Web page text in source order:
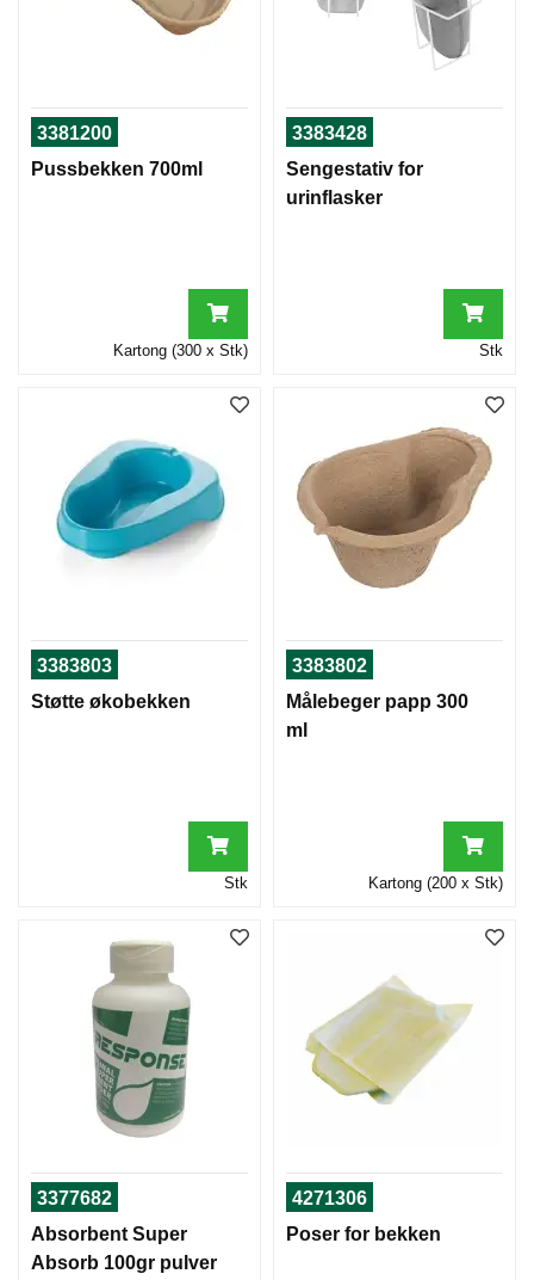
3381200
Pussbekken 700ml
Kartong (300 x Stk)
3383428
Sengestativ for
urinflasker
Stk
3383803
Støtte økobekken
Stk
3383802
Målebeger papp 300
ml
Kartong (200 x Stk)
3377682
Absorbent Super
Absorb 100gr pulver
4271306
Poser for bekken